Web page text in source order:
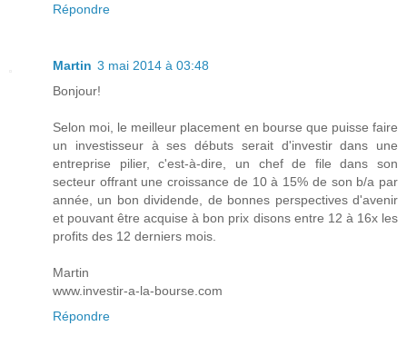
Répondre
Martin 3 mai 2014 à 03:48
Bonjour!
Selon moi, le meilleur placement en bourse que puisse faire
un investisseur à ses débuts serait d'investir dans une
entreprise pilier, c'est-à-dire, un chef de file dans son
secteur offrant une croissance de 10 à 15% de son b/a par
année, un bon dividende, de bonnes perspectives d'avenir
et pouvant être acquise à bon prix disons entre 12 à 16x les
profits des 12 derniers mois.
Martin
www.investir-a-la-bourse.com
Répondre